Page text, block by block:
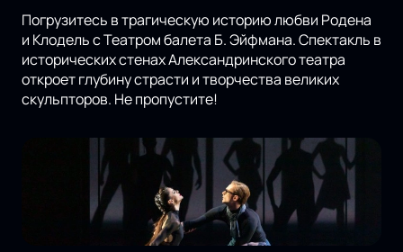
Погрузитесь в трагическую историю любви Родена
и Клодель с Театром балета Б. Эйфмана. Спектакль в
исторических стенах Александринского театра
откроет глубину страсти и творчества великих
скульпторов. Не пропустите!